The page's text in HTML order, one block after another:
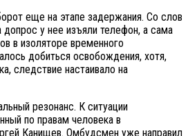
еще на этапе задержания. Со слов
у нее изъяли телефон, а сама
в изоляторе временного
добиться освобождения, хотя,
следствие настаивало на
резонанс. К ситуации
по правам человека в
Канищев. Омбудсмен уже направил